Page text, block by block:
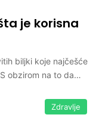
je korisna
biljki koje najčešće
obzirom na to da…
Zdravlje